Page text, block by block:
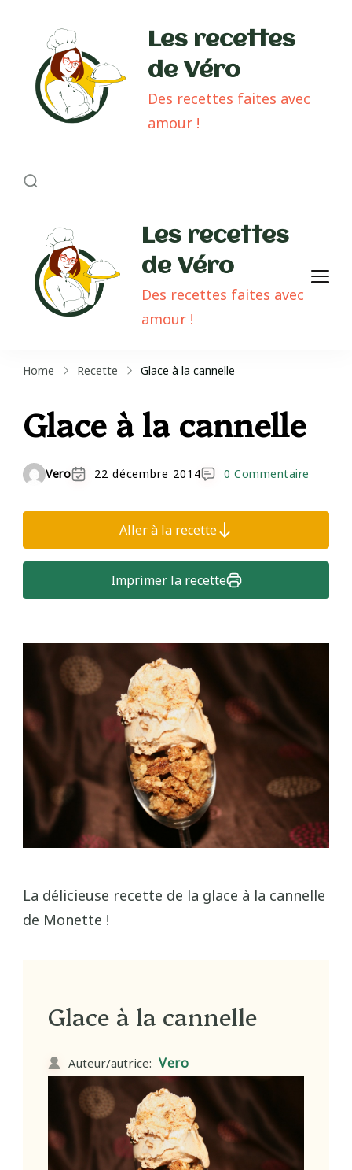
Les recettes
de Véro
Des recettes faites avec
amour !
Les recettes
de Véro
Des recettes faites avec
amour !
Home Recette Glace à la cannelle
Glace à la cannelle
Vero 22 décembre 2014 0 Commentaire
Aller à la recette
Imprimer la recette
La délicieuse recette de la glace à la cannelle
de Monette !
Glace à la cannelle
Auteur/autrice: Vero